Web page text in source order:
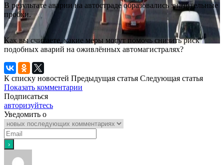
В результате аварии на автостраде образовались значительные
пробки.
Как вы считаете, какие меры могут помочь снизить риск
подобных аварий на оживлённых автомагистралях?
К списку новостей Предыдущая статья Следующая статья
Показать комментарии
Подписаться
авторизуйтесь
Уведомить о